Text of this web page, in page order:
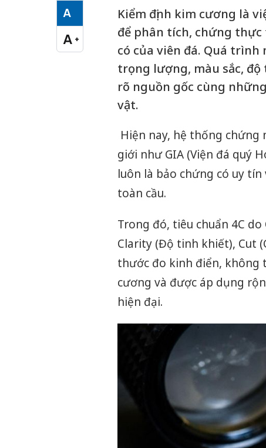
A
Cỡ chữ vừa
A +
Cỡ chữ lớn
Kiểm định kim cương là
để phân tích, chứng thực
có của viên đá. Quá
trọng lượng, màu sắc,
rõ nguồn gốc cùng
vật.
Hiện nay, hệ thống chứng
giới như GIA (Viện đá quý
luôn là bảo chứng có uy
toàn cầu.
Trong đó, tiêu chuẩn 4C
Clarity (Độ tinh khiết), Cut
thước đo kinh điển, không
cương và được áp dụng
hiện đại.